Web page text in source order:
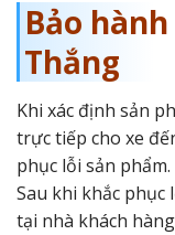
Bảo
Thắng
Khi xác định sản
trực tiếp cho xe
phục lỗi sản phẩm.
Sau khi khắc
tại nhà khách